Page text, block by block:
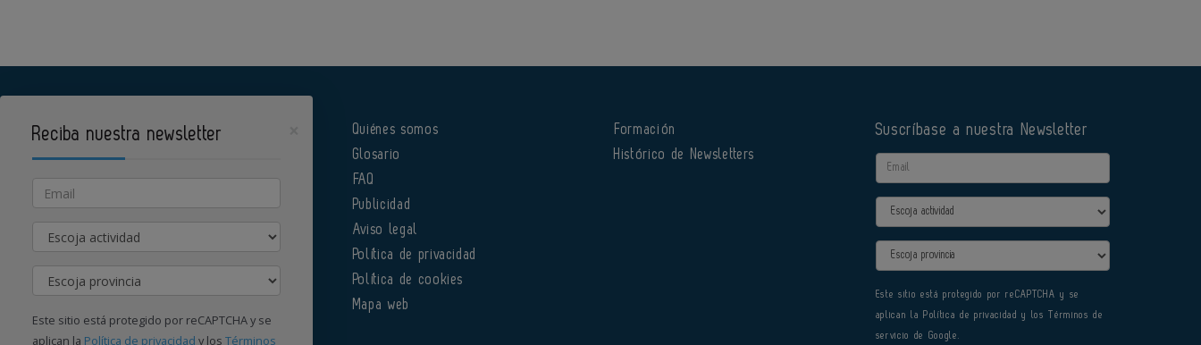
Órgano institucional de la AEFI
Quiénes somos
Glosario
FAQ
Publicidad
Aviso legal
Política de privacidad
Política de cookies
Mapa web
Formación
Histórico de Newsletters
Suscríbase a nuestra Newsletter
Email
Actividad
Provincia
Este sitio está protegido por reCAPTCHA y se
aplican la Política de privacidad y los Términos de
servicio de Google.
Reciba nuestra newsletter
Email
Actividad
Provincia
Este sitio está protegido por reCAPTCHA y se
aplican la Política de privacidad y los Términos